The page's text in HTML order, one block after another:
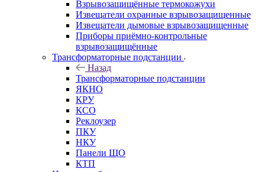
Взрывозащищённые термокожухи
Извещатели охранные взрывозащищенные
Извещатели дымовые взрывозащищенные
Приборы приёмно-контрольные
взрывозащищённые
Трансформаторные подстанции
Назад
Трансформаторные подстанции
ЯКНО
КРУ
КСО
Реклоузер
ПКУ
НКУ
Панели ЩО
КТП